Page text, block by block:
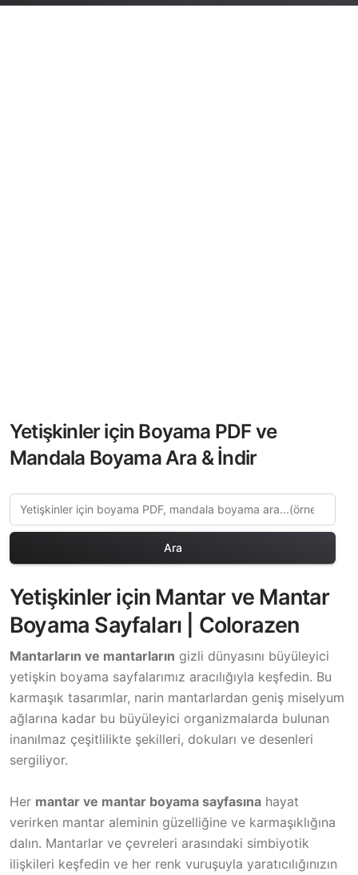
Yetişkinler için Boyama PDF ve
Mandala Boyama Ara & İndir
Ara
Yetişkinler için Mantar ve Mantar
Boyama Sayfaları | Colorazen
Mantarların ve mantarların gizli dünyasını büyüleyici
yetişkin boyama sayfalarımız aracılığıyla keşfedin. Bu
karmaşık tasarımlar, narin mantarlardan geniş miselyum
ağlarına kadar bu büyüleyici organizmalarda bulunan
inanılmaz çeşitlilikte şekilleri, dokuları ve desenleri
sergiliyor.
Her mantar ve mantar boyama sayfasına hayat
verirken mantar aleminin güzelliğine ve karmaşıklığına
dalın. Mantarlar ve çevreleri arasındaki simbiyotik
ilişkileri keşfedin ve her renk vuruşuyla yaratıcılığınızın